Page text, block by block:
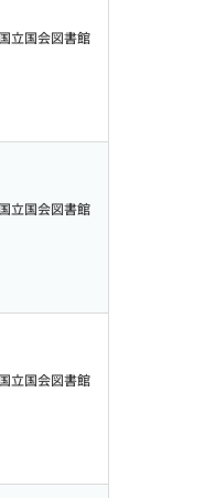
国立国会図書館
国立国会図書館
国立国会図書館